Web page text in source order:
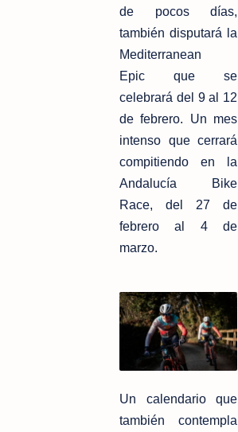
de pocos días,
también disputará la
Mediterranean
Epic que se
celebrará del 9 al 12
de febrero. Un mes
intenso que cerrará
compitiendo en la
Andalucía Bike
Race, del 27 de
febrero al 4 de
marzo.
Un calendario que
también contempla